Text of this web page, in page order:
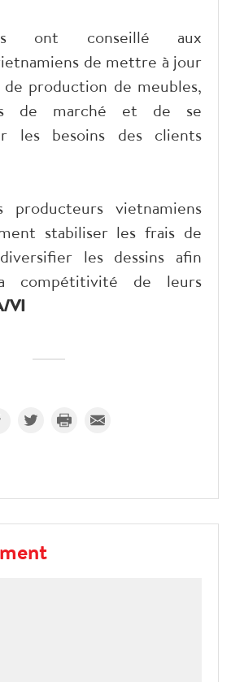
ont conseillé aux
de mettre à jour
production de meubles,
de marché et de se
les besoins des clients
vietnamiens
stabiliser les frais de
les dessins afin
compétitivité de leurs
VI